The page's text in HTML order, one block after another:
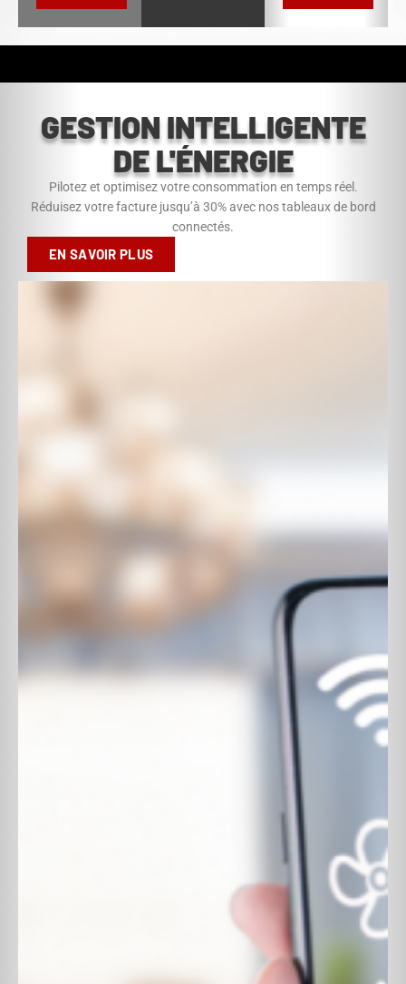
GESTION INTELLIGENTE
DE L'ÉNERGIE
Pilotez et optimisez votre consommation en temps réel.
Réduisez votre facture jusqu’à 30% avec nos tableaux de bord
connectés.
EN SAVOIR PLUS